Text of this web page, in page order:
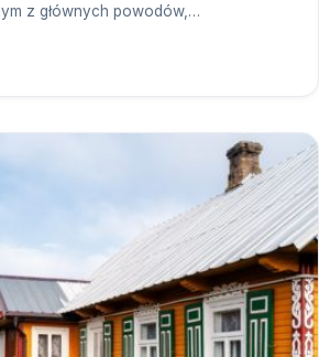
z głównych powodów,…